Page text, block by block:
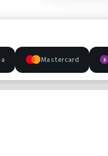
Mastercard S